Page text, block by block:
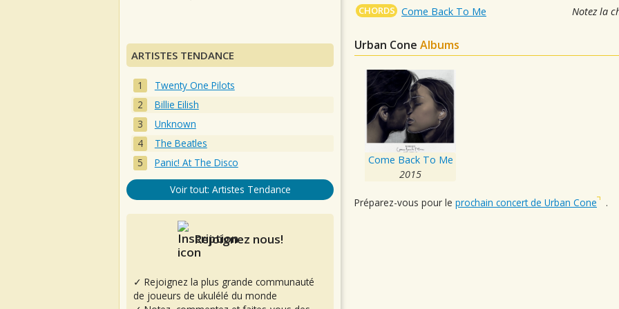
CHORDS Come Back To Me Notez la
Urban Cone Albums
Come Back To Me
2015
Préparez-vous pour le prochain concert de Urban Cone .
ARTISTES TENDANCE
Twenty One Pilots
Billie Eilish
Unknown
The Beatles
Panic! At The Disco
Voir tout: Artistes Tendance
Rejoignez nous!
✓ Rejoignez la plus grande communauté
de joueurs de ukulélé du monde